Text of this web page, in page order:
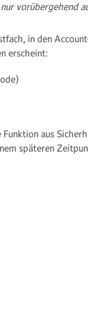
vorübergehend
in den
erscheint:
aus
späteren